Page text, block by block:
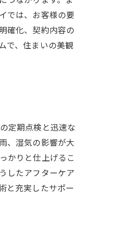
では、お客様の要
確化、契約内容の
で、住まいの美観
定期点検と迅速な
、湿気の影響が大
かりと仕上げるこ
したアフターケア
と充実したサポー